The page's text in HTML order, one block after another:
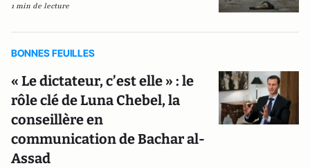
1 min de lecture
BONNES FEUILLES
« Le dictateur, c’est elle » : le
rôle clé de Luna Chebel, la
conseillère en
communication de Bachar al-
Assad